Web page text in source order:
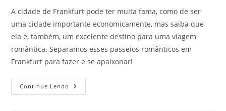
post:
A cidade de Frankfurt pode ter muita fama, como de ser
uma cidade importante economicamente, mas saiba que
ela é, também, um excelente destino para uma viagem
romântica. Separamos esses passeios românticos em
Frankfurt para fazer e se apaixonar!
Continue Lendo Passeios
Românticos